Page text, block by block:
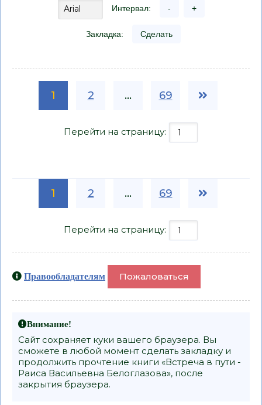
Интервал: - +
Закладка: Сделать
1 2 ... 69
Перейти на страницу:
1 2 ... 69
Перейти на страницу:
Правообладателям Пожаловаться
Внимание!
Сайт сохраняет куки вашего браузера. Вы
сможете в любой момент сделать закладку и
продолжить прочтение книги «Встреча в пути -
Раиса Васильевна Белоглазова», после
закрытия браузера.